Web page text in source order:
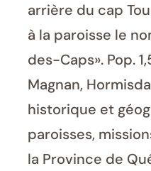
arrière du cap
à la paroisse le
des-Caps». Pop.
Magnan,
historique et
paroisses,
la Province de